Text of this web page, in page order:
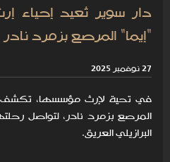
دار سوير تُعيد
"إيما" المرصع بزمرد نادر
27 نوفمبر 2025
في تحية لإرث مؤسسها، تكشف
المرصع بزمرد نادر، لتواصل
البرازيلي العريق.